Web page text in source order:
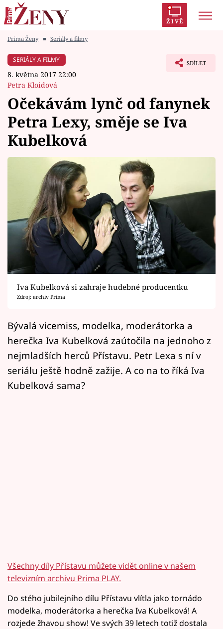
ŽIVĚ
Módní alarm
Témata
Celebrity
Vztahy
Seriály
Horoskopy
Sledujte prima+
Filmový festival Karlovy Vary
Pořady
Mámy sobě
Přihlášení
Sledujte nás
Prima Ženy ■ Seriály a filmy
SERIÁLY A FILMY
8. května 2017 22:00
Petra Kloidová
SDÍLET
Očekávám lynč od fanynek
Petra Lexy, směje se Iva
Kubelková
Iva Kubelková si zahraje hudebné producentku
Zdroj: archiv Prima
Bývalá vicemiss, modelka, moderátorka a
herečka Iva Kubelková zaútočila na jednoho z
nejmladších herců Přístavu. Petr Lexa s ní v
seriálu ještě hodně zažije. A co na to říká Iva
Kubelková sama?
Všechny díly Přístavu můžete vidět online v našem
televizním archivu Prima PLAY.
Do stého jubilejního dílu Přístavu vlítla jako tornádo
modelka, moderátorka a herečka Iva Kubelková! A
rozjede žhavou show! Ve svých 39 letech totiž dostala